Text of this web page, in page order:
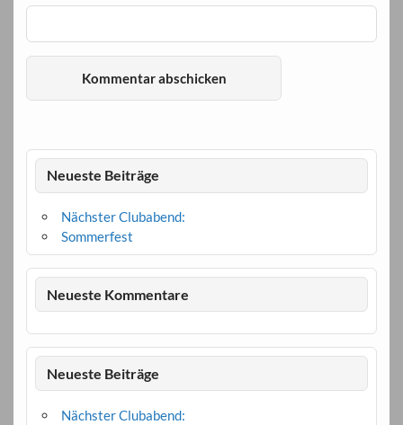
Neueste Beiträge
Nächster Clubabend:
Sommerfest
Neueste Kommentare
Neueste Beiträge
Nächster Clubabend: